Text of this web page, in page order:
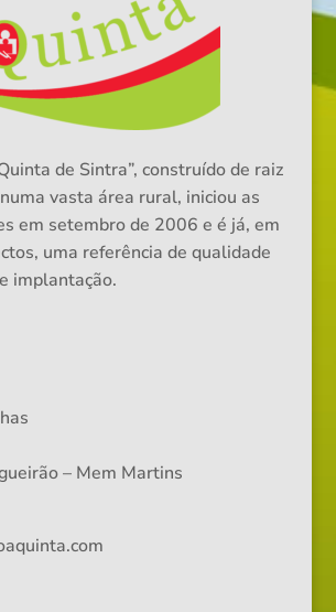
de Sintra”, construído de raiz
vasta área rural, iniciou as
em setembro de 2006 e é já, em
uma referência de qualidade
implantação.
– Mem Martins